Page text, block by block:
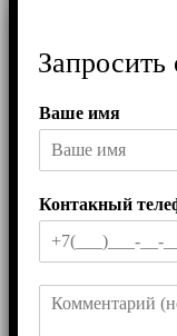
Запросить
Ваше имя
Контакный